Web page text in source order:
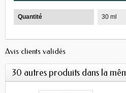
Quantité 30 ml
Avis clients validés
30 autres produits dans la